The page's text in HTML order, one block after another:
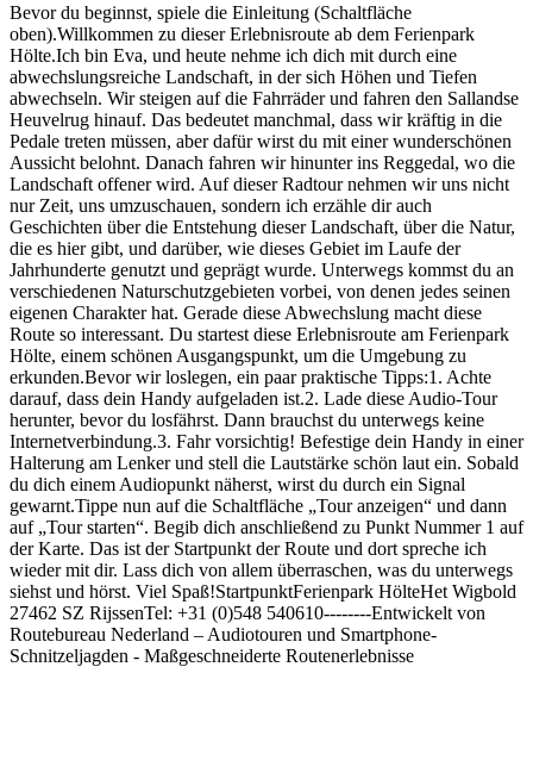
Bevor du beginnst, spiele die Einleitung (Schaltfläche
oben).Willkommen zu dieser Erlebnisroute ab dem Ferienpark
Hölte.Ich bin Eva, und heute nehme ich dich mit durch eine
abwechslungsreiche Landschaft, in der sich Höhen und Tiefen
abwechseln. Wir steigen auf die Fahrräder und fahren den Sallandse
Heuvelrug hinauf. Das bedeutet manchmal, dass wir kräftig in die
Pedale treten müssen, aber dafür wirst du mit einer wunderschönen
Aussicht belohnt. Danach fahren wir hinunter ins Reggedal, wo die
Landschaft offener wird. Auf dieser Radtour nehmen wir uns nicht
nur Zeit, uns umzuschauen, sondern ich erzähle dir auch
Geschichten über die Entstehung dieser Landschaft, über die Natur,
die es hier gibt, und darüber, wie dieses Gebiet im Laufe der
Jahrhunderte genutzt und geprägt wurde. Unterwegs kommst du an
verschiedenen Naturschutzgebieten vorbei, von denen jedes seinen
eigenen Charakter hat. Gerade diese Abwechslung macht diese
Route so interessant. Du startest diese Erlebnisroute am Ferienpark
Hölte, einem schönen Ausgangspunkt, um die Umgebung zu
erkunden.Bevor wir loslegen, ein paar praktische Tipps:1. Achte
darauf, dass dein Handy aufgeladen ist.2. Lade diese Audio-Tour
herunter, bevor du losfährst. Dann brauchst du unterwegs keine
Internetverbindung.3. Fahr vorsichtig! Befestige dein Handy in einer
Halterung am Lenker und stell die Lautstärke schön laut ein. Sobald
du dich einem Audiopunkt näherst, wirst du durch ein Signal
gewarnt.Tippe nun auf die Schaltfläche „Tour anzeigen“ und dann
auf „Tour starten“. Begib dich anschließend zu Punkt Nummer 1 auf
der Karte. Das ist der Startpunkt der Route und dort spreche ich
wieder mit dir. Lass dich von allem überraschen, was du unterwegs
siehst und hörst. Viel Spaß!StartpunktFerienpark HölteHet Wigbold
27462 SZ RijssenTel: +31 (0)548 540610--------Entwickelt von
Routebureau Nederland – Audiotouren und Smartphone-
Schnitzeljagden - Maßgeschneiderte Routenerlebnisse